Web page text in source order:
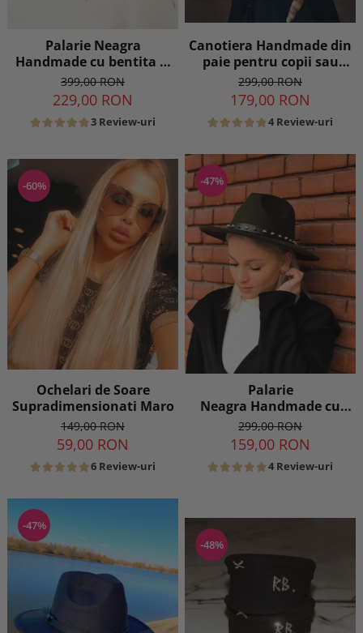
Palarie Neagra
Handmade cu bentita si
lant si accesoriu la
alegere
399,00 RON
229,00 RON
3 Review-uri
Canotiera Handmade din
paie pentru copii sau
adulti cu Borul cel mai
mic
299,00 RON
179,00 RON
4 Review-uri
-60%
Ochelari de Soare
Supradimensionati Maro
149,00 RON
59,00 RON
6 Review-uri
-47%
Palarie
Neagra Handmade cu
bentita detasabila cu
tinte
299,00 RON
159,00 RON
4 Review-uri
-47%
-48%